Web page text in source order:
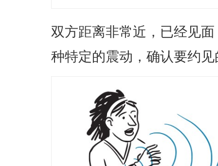
双方距离非常近，已经见
种特定的震动，确认要约